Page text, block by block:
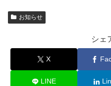
お知らせ
シェ
X
LINE